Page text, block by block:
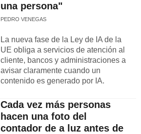
una persona"
PEDRO VENEGAS
La nueva fase de la Ley de IA de la
UE obliga a servicios de atención al
cliente, bancos y administraciones a
avisar claramente cuando un
contenido es generado por IA.
Cada vez más personas
hacen una foto del
contador de a luz antes de